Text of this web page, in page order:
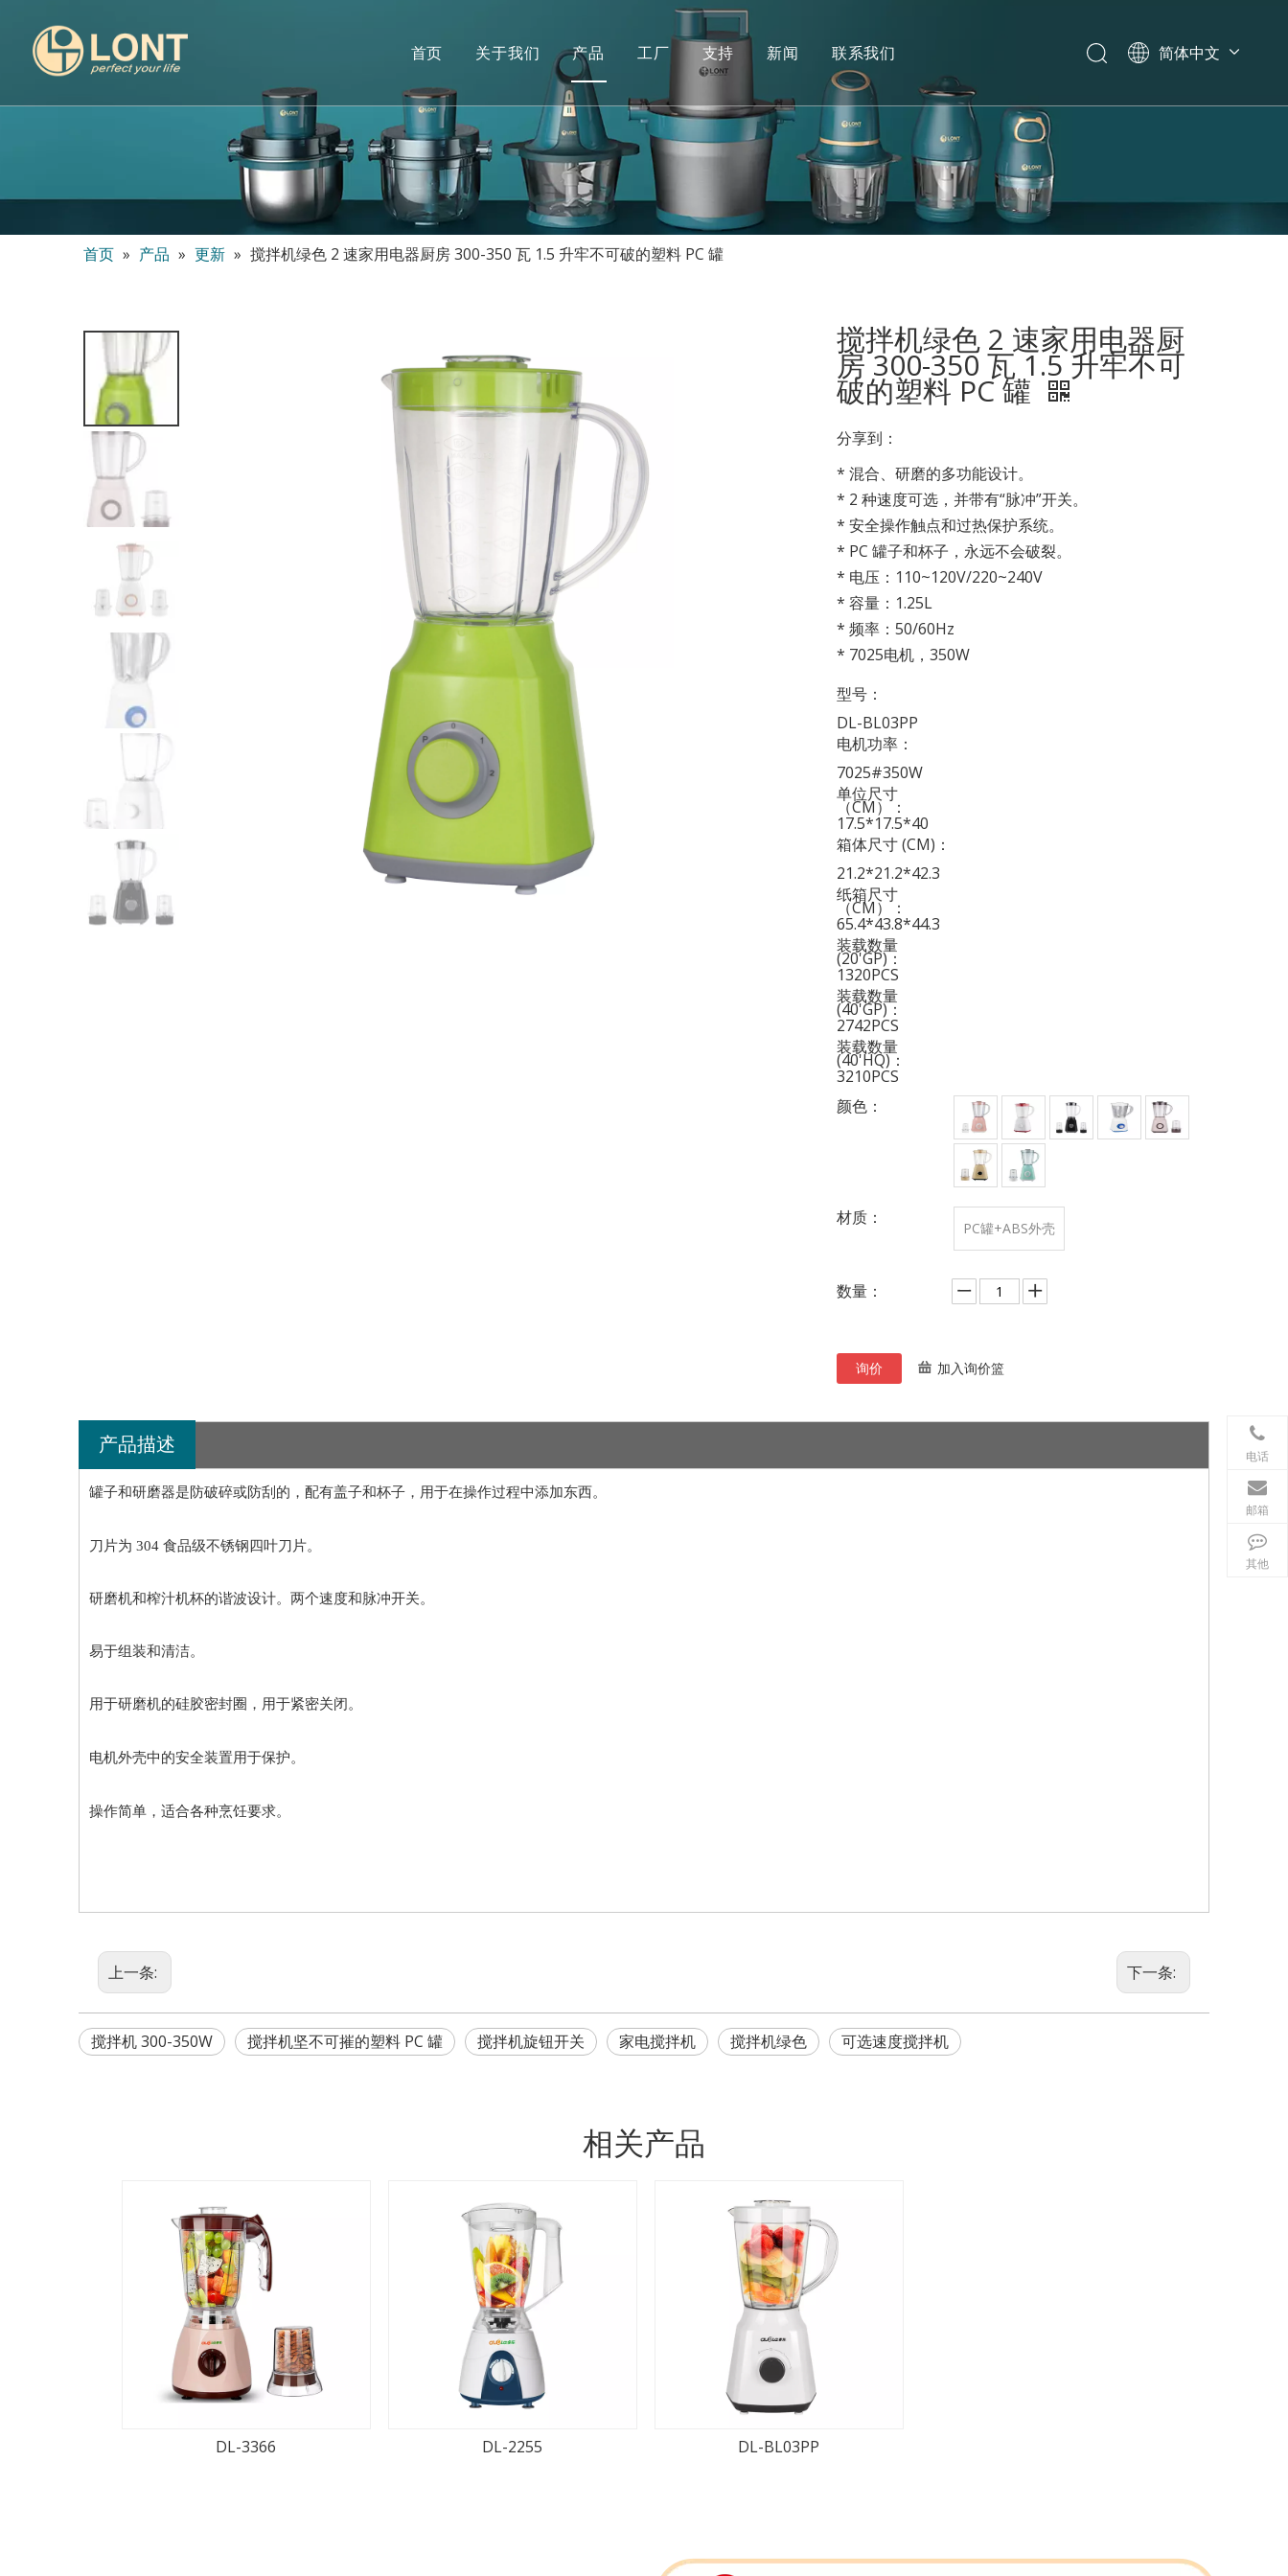
首页 关于我们 产品
食物搅拌机
绞肉机
果汁机
便携式榨汁机
工厂 支持
常问问题
新闻 联系我们 简体中文
العربية
首页 » 产品 » 更新 » 搅拌机绿色 2 速家用电器厨房 300-350 瓦 1.5 升牢不可破的塑料 PC 罐
搅拌机绿色 2 速家用电器厨
房 300-350 瓦 1.5 升牢不可
破的塑料 PC 罐
分享到：
* 混合、研磨的多功能设计。
* 2 种速度可选，并带有“脉冲”开关。
* 安全操作触点和过热保护系统。
* PC 罐子和杯子，永远不会破裂。
* 电压：110~120V/220~240V
* 容量：1.25L
* 频率：50/60Hz
* 7025电机，350W
型号：
DL-BL03PP
电机功率：
7025#350W
单位尺寸
（CM）：
17.5*17.5*40
箱体尺寸 (CM)：
21.2*21.2*42.3
纸箱尺寸
（CM）：
65.4*43.8*44.3
装载数量
(20'GP)：
1320PCS
装载数量
(40'GP)：
2742PCS
装载数量
(40'HQ)：
3210PCS
颜色：
材质：
PC罐+ABS外壳
数量：
询价 加入询价篮
产品描述
罐子和研磨器是防破碎或防刮的，配有盖子和杯子，用于在操作过程中添加东西。
刀片为 304 食品级不锈钢四叶刀片。
研磨机和榨汁机杯的谐波设计。两个速度和脉冲开关。
易于组装和清洁。
用于研磨机的硅胶密封圈，用于紧密关闭。
电机外壳中的安全装置用于保护。
操作简单，适合各种烹饪要求。
上一条: 下一条:
搅拌机 300-350W 搅拌机坚不可摧的塑料 PC 罐 搅拌机旋钮开关 家电搅拌机 搅拌机绿色 可选速度搅拌机
相关产品
DL-3366 DL-2255 DL-BL03PP
电话
邮箱
其他